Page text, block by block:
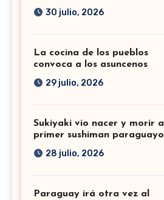
30 julio, 2026
La cocina de los pueblos
convoca a los asuncenos
29 julio, 2026
Sukiyaki vio nacer y morir al
primer sushiman paraguayo
28 julio, 2026
Paraguay irá otra vez al